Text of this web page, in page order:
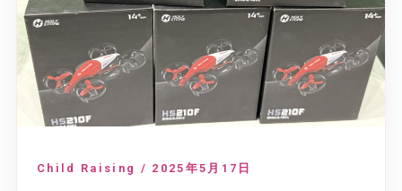
Child Raising / 2025年5月17日